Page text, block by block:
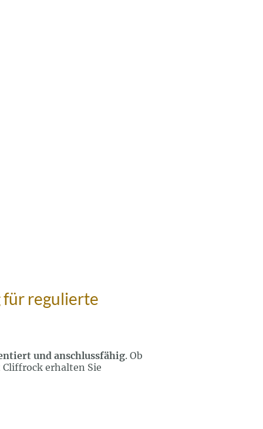
für regulierte
und anschlussfähig. Ob
erhalten Sie